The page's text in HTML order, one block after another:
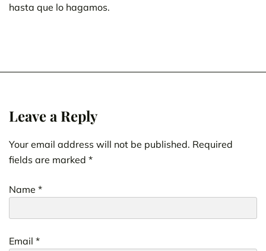
hasta que lo hagamos.
Leave a Reply
Your email address will not be published. Required
fields are marked *
Name *
Email *